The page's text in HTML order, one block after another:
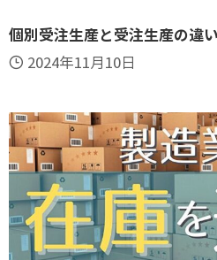
個別受注生産と受注生産の違
2024年11月10日